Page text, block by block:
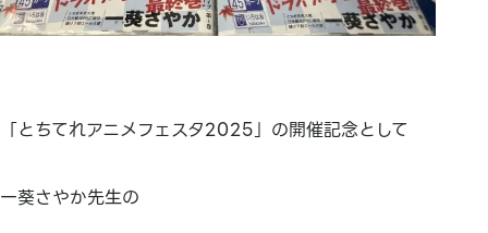
「とちてれアニメフェスタ2025」の開催記念として
一葵さやか先生の